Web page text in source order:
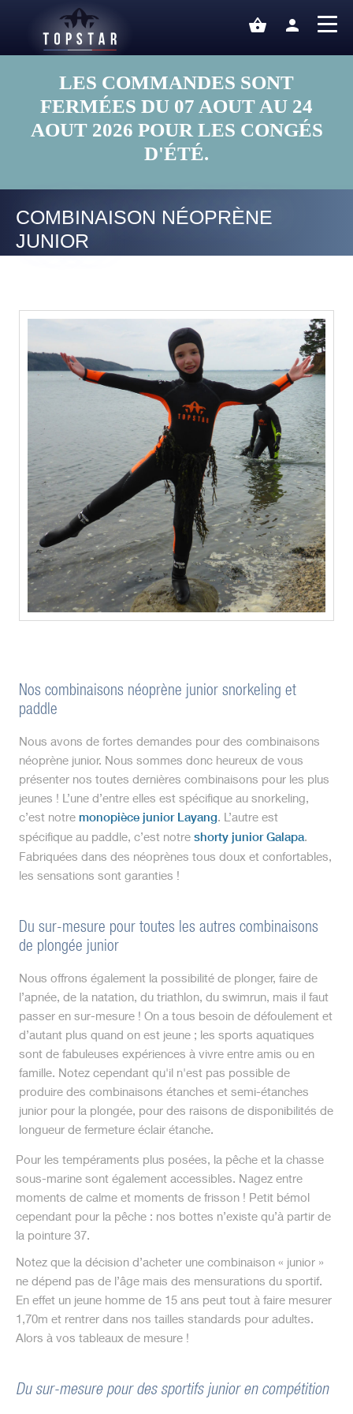
shopping_basket person
LES COMMANDES SONT
FERMÉES DU 07 AOUT AU 24
AOUT 2026 POUR LES CONGÉS
D'ÉTÉ.
COMBINAISON NÉOPRÈNE
JUNIOR
Nos combinaisons néoprène junior snorkeling et
paddle
Nous avons de fortes demandes pour des combinaisons
néoprène junior. Nous sommes donc heureux de vous
présenter nos toutes dernières combinaisons pour les plus
jeunes ! L’une d’entre elles est spécifique au snorkeling,
c’est notre monopièce junior Layang. L’autre est
spécifique au paddle, c’est notre shorty junior Galapa.
Fabriquées dans des néoprènes tous doux et confortables,
les sensations sont garanties !
Du sur-mesure pour toutes les autres combinaisons
de plongée junior
Nous offrons également la possibilité de plonger, faire de
l’apnée, de la natation, du triathlon, du swimrun, mais il faut
passer en sur-mesure ! On a tous besoin de défoulement et
d’autant plus quand on est jeune ; les sports aquatiques
sont de fabuleuses expériences à vivre entre amis ou en
famille. Notez cependant qu'il n'est pas possible de
produire des combinaisons étanches et semi-étanches
junior pour la plongée, pour des raisons de disponibilités de
longueur de fermeture éclair étanche.
Pour les tempéraments plus posées, la pêche et la chasse
sous-marine sont également accessibles. Nagez entre
moments de calme et moments de frisson ! Petit bémol
cependant pour la pêche : nos bottes n’existe qu’à partir de
la pointure 37.
Notez que la décision d’acheter une combinaison « junior »
ne dépend pas de l’âge mais des mensurations du sportif.
En effet un jeune homme de 15 ans peut tout à faire mesurer
1,70m et rentrer dans nos tailles standards pour adultes.
Alors à vos tableaux de mesure !
Du sur-mesure pour des sportifs junior en compétition